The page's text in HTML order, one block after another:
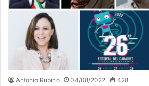
Antonio Rubino 04/08/2022 428